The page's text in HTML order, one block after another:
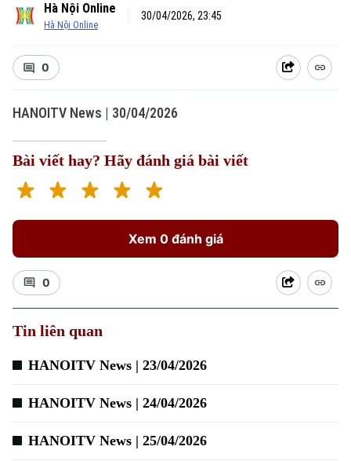
Xu hướng
Hà Nội Online
Hà Nội Online
30/04/2026, 23:45
0
HANOITV News | 30/04/2026
Bài viết hay? Hãy đánh giá bài viết
Xem 0 đánh giá
0
Tin liên quan
HANOITV News | 23/04/2026
HANOITV News | 24/04/2026
HANOITV News | 25/04/2026